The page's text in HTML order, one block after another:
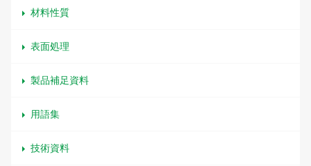
材料性質
表面処理
製品補足資料
用語集
技術資料